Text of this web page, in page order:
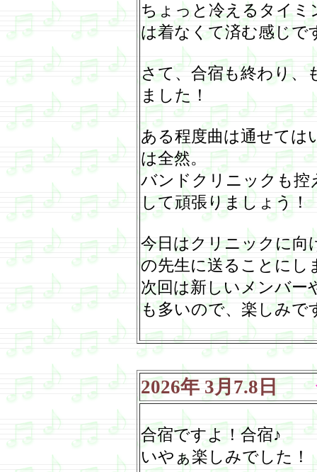
ちょっと冷えるタイ
は着なくて済む感じで
さて、合宿も終わり、
ました！
ある程度曲は通せては
は全然。
バンドクリニックも控
して頑張りましょう！
今日はクリニックに向
の先生に送ることにし
次回は新しいメンバー
も多いので、楽しみで
2026年 3月 7.8 日合
合宿ですよ！合宿♪
いやぁ楽しみでした！